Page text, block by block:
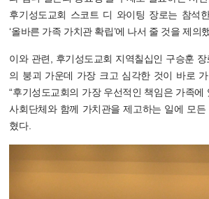
후기성도교회 스코트 디 와이팅 장로는 참석
‘올바른 가족 가치관 확립’에 나서 줄 것을 제의
이와 관련, 후기성도교회 지역칠십인 구승훈
의 붕괴 가운데 가장 크고 심각한 것이 바로
“후기성도교회의 가장 우선적인 책임은 가족에
사회단체와 함께 가치관을 제고하는 일에 모든
혔다.